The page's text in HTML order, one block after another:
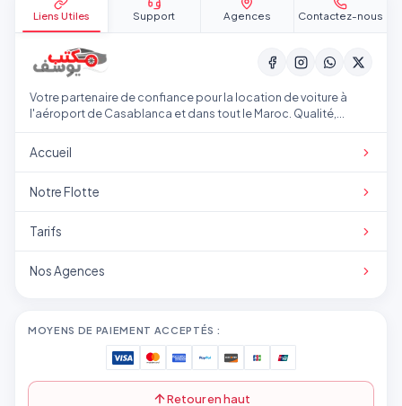
Liens Utiles Support Agences Contactez-nous
Votre partenaire de confiance pour la location de voiture à
l'aéroport de Casablanca et dans tout le Maroc. Qualité,
Accueil
Notre Flotte
Tarifs
Nos Agences
MOYENS DE PAIEMENT ACCEPTÉS :
Retour en haut